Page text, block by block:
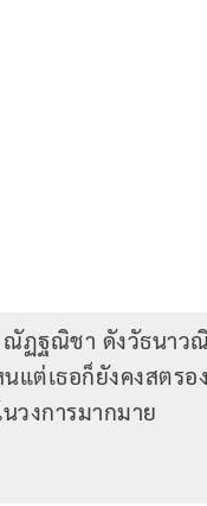
ณัฏฐณิชา ดังวัธนาว
แต่เธอก็ยังคงสตรอ
วงการมากมาย